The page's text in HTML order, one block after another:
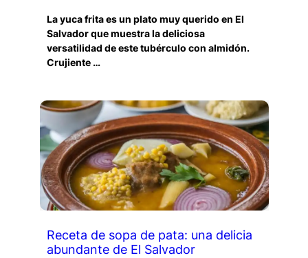
La yuca frita es un plato muy querido en El
Salvador que muestra la deliciosa
versatilidad de este tubérculo con almidón.
Crujiente …
Receta de sopa de pata: una delicia
abundante de El Salvador